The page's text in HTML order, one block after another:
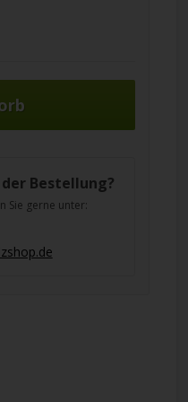
Bestellung?
Sie gerne unter: